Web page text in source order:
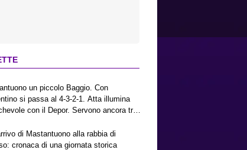
un piccolo Baggio. Con
si passa al 4-3-2-1. Atta illumina
con il Depor. Servono ancora tre
un finale senza vincitori
di Mastantuono alla rabbia di
cronaca di una giornata storica